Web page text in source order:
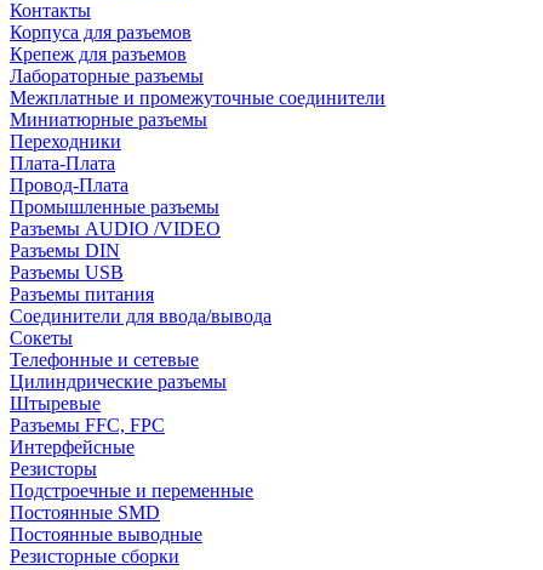
Контакты
Корпуса для разъемов
Крепеж для разъемов
Лабораторные разъемы
Межплатные и промежуточные соединители
Миниатюрные разъемы
Переходники
Плата-Плата
Провод-Плата
Промышленные разъемы
Разъемы AUDIO /VIDEO
Разъемы DIN
Разъемы USB
Разъемы питания
Соединители для ввода/вывода
Сокеты
Телефонные и сетевые
Цилиндрические разъемы
Штыревые
Разъемы FFC, FPC
Интерфейсные
Резисторы
Подстроечные и переменные
Постоянные SMD
Постоянные выводные
Резисторные сборки